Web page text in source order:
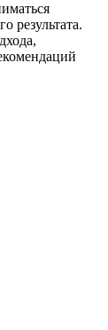
результата.